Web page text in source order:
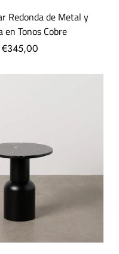
Redonda de Metal y
en Tonos Cobre
€345,00